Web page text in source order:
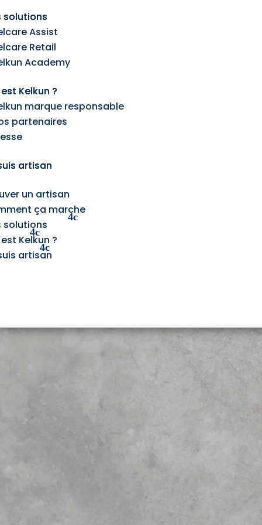
solutions
Assist
Retail
Academy
Kelkun ?
marque responsable
partenaires
artisan
un artisan
ça marche
solutions
Kelkun ?
artisan
solutions
Assist
Retail
Academy
Kelkun ?
marque responsable
partenaires
artisan
un artisan
ça marche
solutions
Kelkun ?
artisan